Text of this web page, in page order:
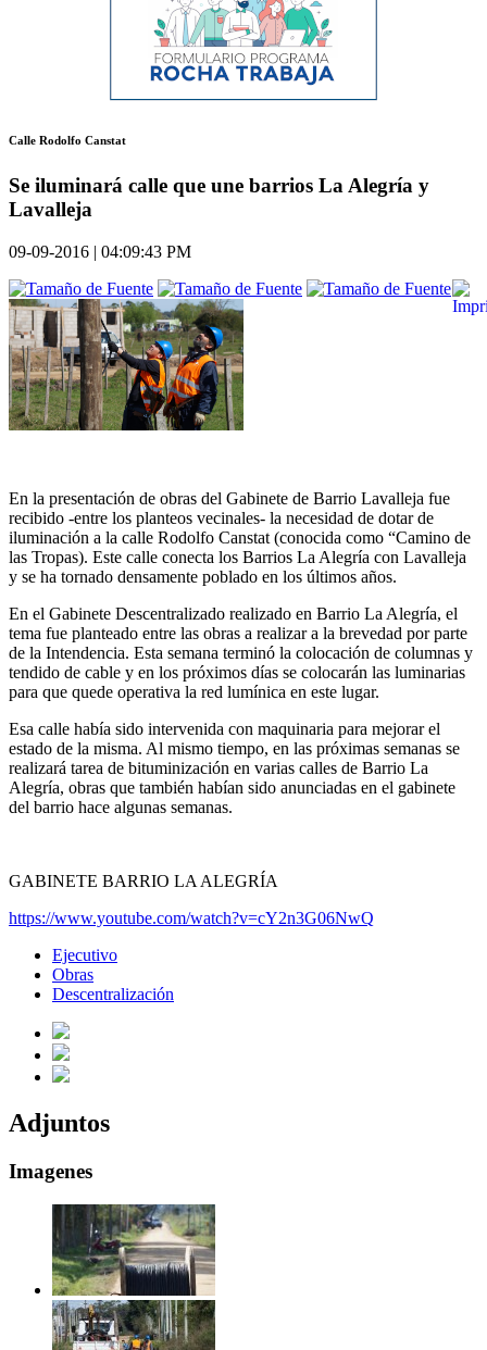
Calle Rodolfo Canstat
Se iluminará calle que une barrios La Alegría y
Lavalleja
09-09-2016 | 04:09:43 PM
En la presentación de obras del Gabinete de Barrio Lavalleja fue
recibido -entre los planteos vecinales- la necesidad de dotar de
iluminación a la calle Rodolfo Canstat (conocida como “Camino de
las Tropas). Este calle conecta los Barrios La Alegría con Lavalleja
y se ha tornado densamente poblado en los últimos años.
En el Gabinete Descentralizado realizado en Barrio La Alegría, el
tema fue planteado entre las obras a realizar a la brevedad por parte
de la Intendencia. Esta semana terminó la colocación de columnas y
tendido de cable y en los próximos días se colocarán las luminarias
para que quede operativa la red lumínica en este lugar.
Esa calle había sido intervenida con maquinaria para mejorar el
estado de la misma. Al mismo tiempo, en las próximas semanas se
realizará tarea de bituminización en varias calles de Barrio La
Alegría, obras que también habían sido anunciadas en el gabinete
del barrio hace algunas semanas.
GABINETE BARRIO LA ALEGRÍA
https://www.youtube.com/watch?v=cY2n3G06NwQ
Ejecutivo
Obras
Descentralización
Adjuntos
Imagenes